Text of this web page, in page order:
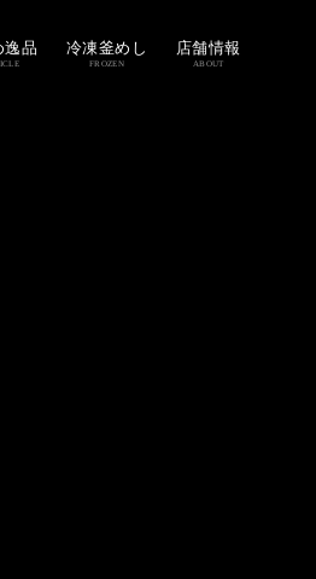
逸品 冷凍釜めし
FROZEN
店舗情報
ABOUT